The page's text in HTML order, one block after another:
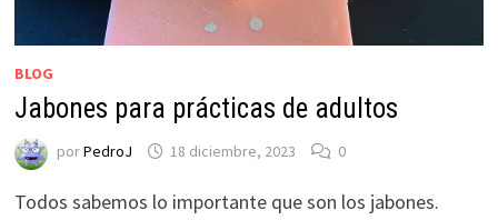
BLOG
Jabones para prácticas de adultos
porPedroJ 18 diciembre, 2023 0
Todos sabemos lo importante que son los jabones.